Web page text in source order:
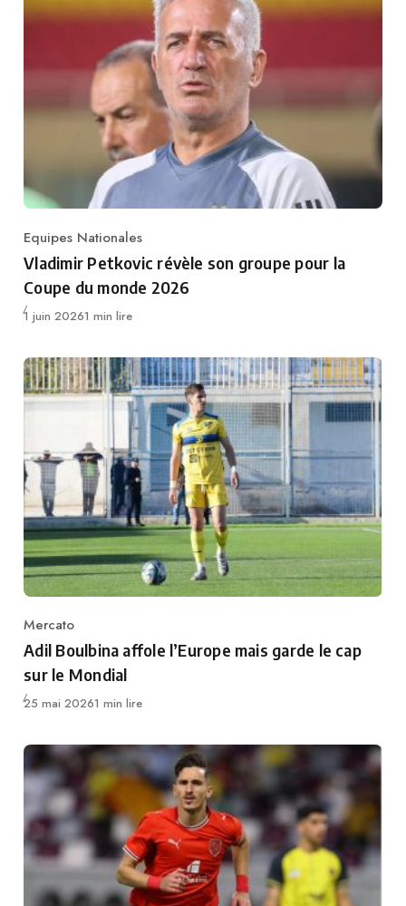
Category
Equipes Nationales
Vladimir Petkovic révèle son groupe pour la
Coupe du monde 2026
Publié
1 juin 20261 min lire
Category
Mercato
Adil Boulbina affole l’Europe mais garde le cap
sur le Mondial
Publié
25 mai 20261 min lire